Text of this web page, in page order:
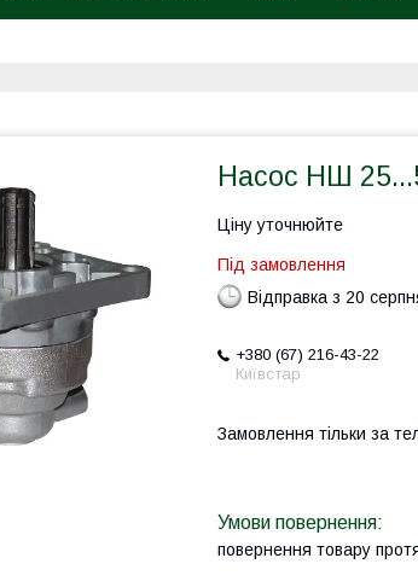
Насос НШ
Ціну уточнюйте
Під замовлення
Відправка з 20
+380 (67) 216-43-22
Київстар
Замовлення тільки за
повернення товару